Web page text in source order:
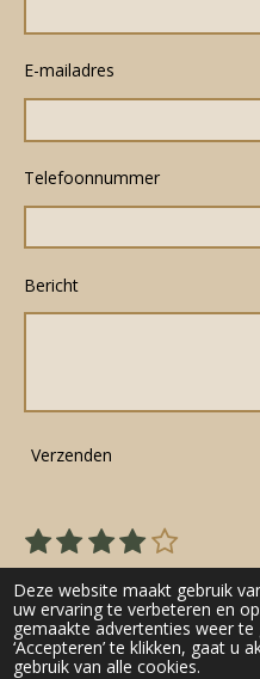
Deze website maakt gebruik
uw ervaring te verbeteren en
gemaakte advertenties weer
‘Accepteren’ te klikken, gaat u
gebruik van alle cookies.
E-mailadres
Telefoonnummer
Bericht
Verzenden
R
a
t
i
n
1
s
t
e
r
2
s
t
e
r
3
s
t
e
r
4
s
t
e
r
5
s
t
e
r
S
e
m
m
e
n
22 stemmen